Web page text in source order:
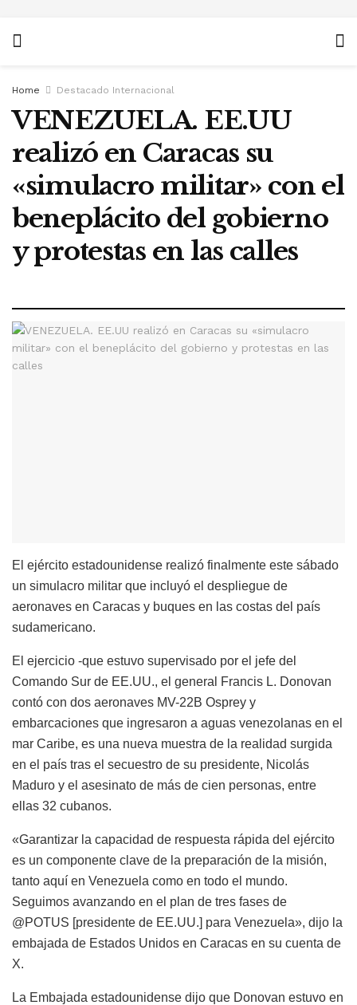
Home Destacado Internacional
VENEZUELA. EE.UU
realizó en Caracas su
«simulacro militar» con el
beneplácito del gobierno
y protestas en las calles
El ejército estadounidense realizó finalmente este sábado
un simulacro militar que incluyó el despliegue de
aeronaves en Caracas y buques en las costas del país
sudamericano.
El ejercicio -que estuvo supervisado por el jefe del
Comando Sur de EE.UU., el general Francis L. Donovan
contó con dos aeronaves MV-22B Osprey y
embarcaciones que ingresaron a aguas venezolanas en el
mar Caribe, es una nueva muestra de la realidad surgida
en el país tras el secuestro de su presidente, Nicolás
Maduro y el asesinato de más de cien personas, entre
ellas 32 cubanos.
«Garantizar la capacidad de respuesta rápida del ejército
es un componente clave de la preparación de la misión,
tanto aquí en Venezuela como en todo el mundo.
Seguimos avanzando en el plan de tres fases de
@POTUS [presidente de EE.UU.] para Venezuela», dijo la
embajada de Estados Unidos en Caracas en su cuenta de
X.
La Embajada estadounidense dijo que Donovan estuvo en